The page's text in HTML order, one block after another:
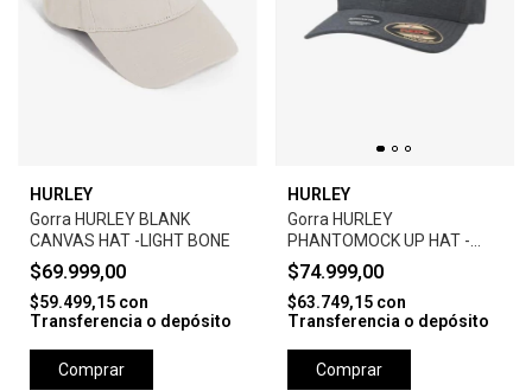
HURLEY
Gorra HURLEY BLANK
CANVAS HAT -LIGHT BONE
$69.999,00
$59.499,15 con
Transferencia o depósito
Comprar
HURLEY
Gorra HURLEY
PHANTOMOCK UP HAT -
BLACK
$74.999,00
$63.749,15 con
Transferencia o depósito
Comprar